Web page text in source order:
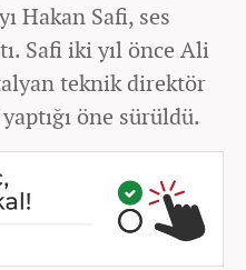
Hakan Safi, ses
Safi iki yıl önce Ali
teknik direktör
öne sürüldü.